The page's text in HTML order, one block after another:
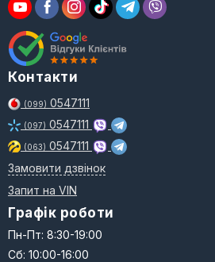
Контакти
(099) 0547111
(097) 0547111
(063) 0547111
Замовити дзвінок
Запит на VIN
Графік роботи
Пн-Пт: 8:30-19:00
Сб: 10:00-16:00